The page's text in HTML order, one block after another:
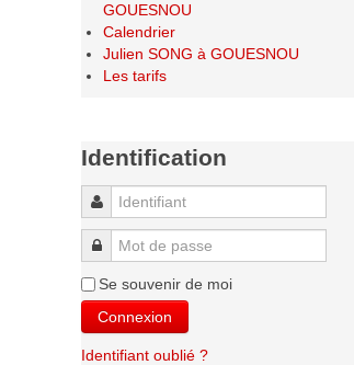
GOUESNOU
Calendrier
Julien SONG à GOUESNOU
Les tarifs
Identification
Identifiant
Mot de passe
Se souvenir de moi
Connexion
Identifiant oublié ?